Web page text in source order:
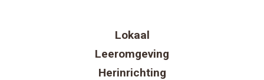
Lokaal
Leeromgeving
Herinrichting